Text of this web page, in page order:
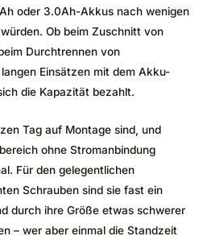
oder 3.0Ah-Akkus nach wenigen
Ob beim Zuschnitt von
Durchtrennen von
Einsätzen mit dem Akku-
die Kapazität bezahlt.
Tag auf Montage sind, und
ohne Stromanbindung
Für den gelegentlichen
Schrauben sind sie fast ein
durch ihre Größe etwas schwerer
– wer aber einmal die Standzeit